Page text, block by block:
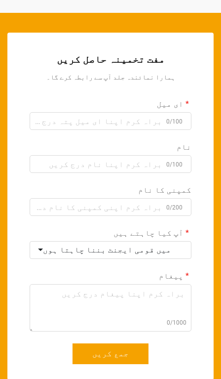
مفت تخمینہ حاصل کریں
ہمارا نمائندہ جلد آپ سے رابطہ کرے گا۔
ای میل
0/100
نام
0/100
کمپنی کا نام
0/200
آپ کیا چاہتے ہیں
میں قومی ایجنٹ بننا چاہتا ہوں
پیغام
0/1000
جمع کریں